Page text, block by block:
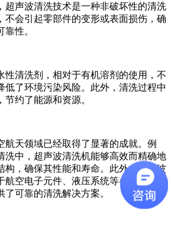
超声波清洗技术是一种非破坏性的清洗
不会引起零部件的变形或表面损伤，确
性。
性清洗剂，相对于有机溶剂的使用，不
低了环境污染风险。此外，清洗过程中
约了能源和资源。
航天领域已经取得了显著的成就。例
洗中，超声波清洗机能够高效而精确地
构，确保其性能和寿命。此外，超声波
空电子元件、液压系统等各个方面，
可靠的清洗解决方案。